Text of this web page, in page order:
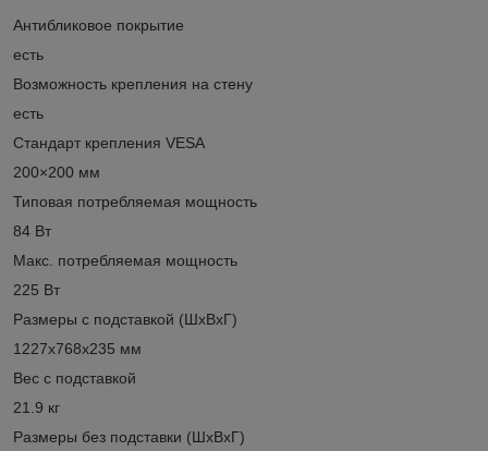
Антибликовое покрытие
есть
Возможность крепления на стену
есть
Стандарт крепления VESA
200×200 мм
Типовая потребляемая мощность
84 Вт
Макс. потребляемая мощность
225 Вт
Размеры с подставкой (ШxВxГ)
1227x768x235 мм
Вес с подставкой
21.9 кг
Размеры без подставки (ШxВxГ)